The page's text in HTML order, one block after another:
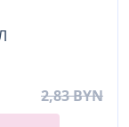
2,83 BYN